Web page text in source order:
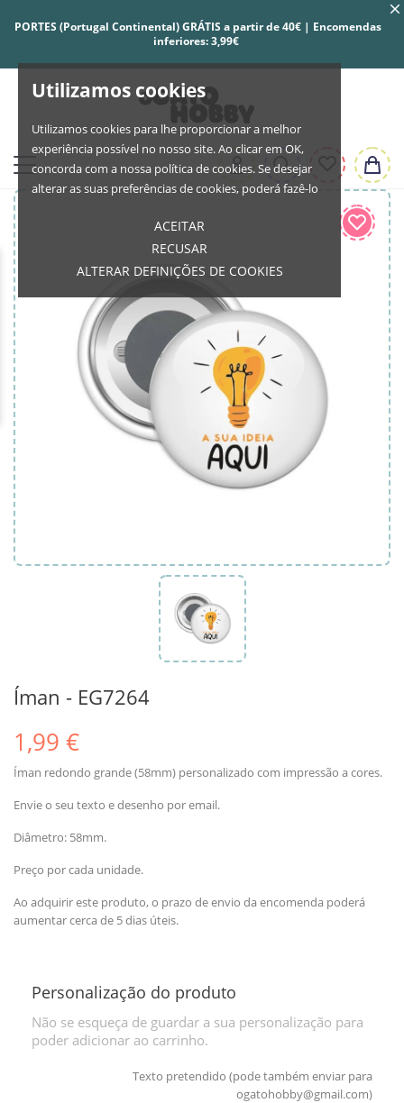
Utilizamos cookies
Utilizamos cookies para lhe proporcionar a melhor
experiência possível no nosso site. Ao clicar em OK,
concorda com a nossa política de cookies. Se desejar
alterar as suas preferências de cookies, poderá fazê-lo
ACEITAR
RECUSAR
ALTERAR DEFINIÇÕES DE COOKIES
PORTES (Portugal Continental) GRÁTIS a partir de 40€ | Encomendas
inferiores: 3,99€
Íman - EG7264
1,99 €
Íman redondo grande (58mm) personalizado com impressão a cores.
Envie o seu texto e desenho por email.
Diâmetro: 58mm.
Preço por cada unidade.
Ao adquirir este produto, o prazo de envio da encomenda poderá
aumentar cerca de 5 dias úteis.
Personalização do produto
Não se esqueça de guardar a sua personalização para
poder adicionar ao carrinho.
Texto pretendido (pode também enviar para
ogatohobby@gmail.com)